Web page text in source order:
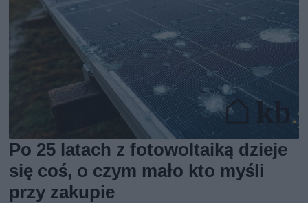
Po 25 latach z fotowoltaiką dzieje
się coś, o czym mało kto myśli
przy zakupie